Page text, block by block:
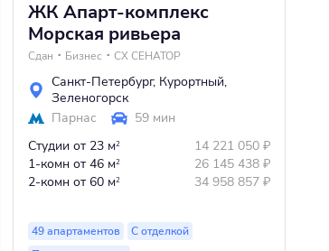
ЖК Апарт-комплекс
Морская ривьера
Сдан Бизнес СХ СЕНАТОР
Санкт-Петербург, Курортный,
Зеленогорск
Парнас
59 мин
Студии от 23 м2 14 221 050 ₽
1-комн от 46 м2 26 145 438 ₽
2-комн от 60 м2 34 958 857 ₽
49 апартаментов
С отделкой